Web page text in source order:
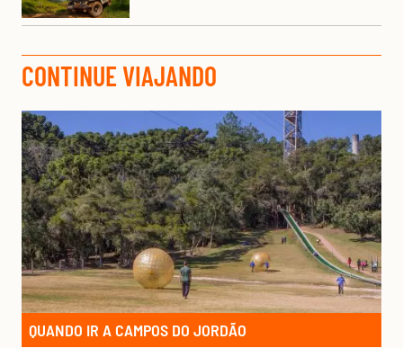
CONTINUE VIAJANDO
QUANDO IR A CAMPOS DO JORDÃO